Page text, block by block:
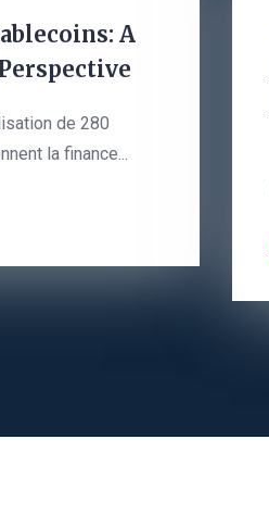
A
de 280
la finance...